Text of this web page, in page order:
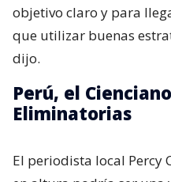
objetivo claro y para
que utilizar buenas
dijo.
Perú, el
Eliminatorias
El periodista local Percy